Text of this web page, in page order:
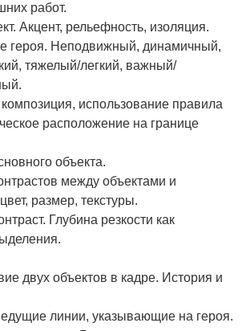
работ.
Акцент, рельефность, изоляция.
героя. Неподвижный, динамичный,
тяжелый/легкий, важный/
использование правила
расположение на границе
объекта.
между объектами и
размер, текстуры.
Глубина резкости как
двух объектов в кадре. История и
линии, указывающие на героя.